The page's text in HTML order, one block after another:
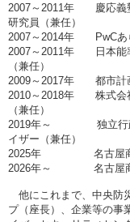
2007～2011年 慶応義
研究員（兼任）
2007～2014年 PwCあ
2007～2011年 日本能
（兼任）
2009～2017年 都市計
2010～2018年 株式会
（兼任）
2019年～ 独立行政法
イザー（兼任）
2025年 名古屋商
2026年～ 名古屋商
他にこれまで、中央防
プ（座長）、企業等の事